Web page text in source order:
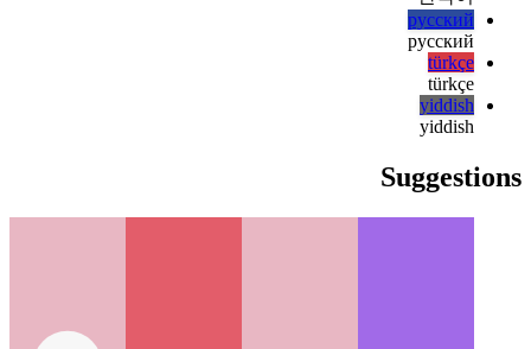
日本語
한국어
한국어
русский
русский
türkçe
yiddish
yiddish